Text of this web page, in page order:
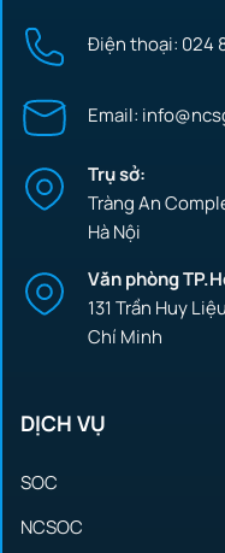
Điện thoại: 024
Email:
Trụ sở:
Tràng An
Hà Nội
Văn phòng
131 Trần Huy
Chí Minh
DỊCH VỤ
SOC
NCSOC